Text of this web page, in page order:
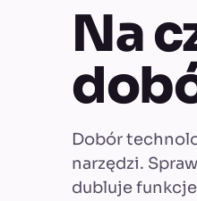
Na
Dobór
narzędzi.
dubluje